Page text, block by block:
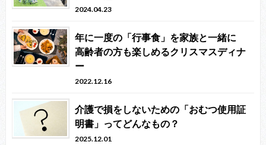
2024.04.23
年に一度の「行事食」を家族と一緒に
高齢者の方も楽しめるクリスマスディナ
ー
2022.12.16
介護で損をしないための「おむつ使用証
明書」ってどんなもの？
2025.12.01